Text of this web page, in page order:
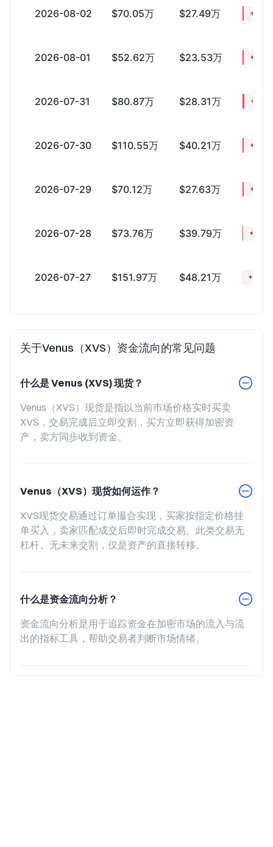
2026-08-02 $70.05万 $27.49万
2026-08-01 $52.62万 $23.53万
2026-07-31 $80.87万 $28.31万
2026-07-30 $110.55万 $40.21万
2026-07-29 $70.12万 $27.63万
2026-07-28 $73.76万 $39.79万
2026-07-27 $151.97万 $48.21万
关于Venus（XVS）资金流向的常见问题
什么是 Venus (XVS) 现货？
Venus（XVS）现货是指以当前市场价格实时买卖
XVS，交易完成后立即交割，买方立即获得加密资
产，卖方同步收到资金。
Venus（XVS）现货如何运作？
XVS现货交易通过订单撮合实现，买家按指定价格挂
单买入，卖家匹配成交后即时完成交易。此类交易无
杠杆、无未来交割，仅是资产的直接转移。
什么是资金流向分析？
资金流向分析是用于追踪资金在加密市场的流入与流
出的指标工具，帮助交易者判断市场情绪。